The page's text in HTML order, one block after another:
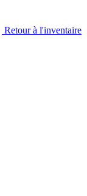
Retour à l'inventaire